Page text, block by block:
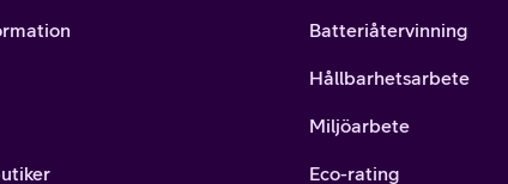
Batteriåtervinning
Hållbarhetsarbete
Miljöarbete
Eco-rating